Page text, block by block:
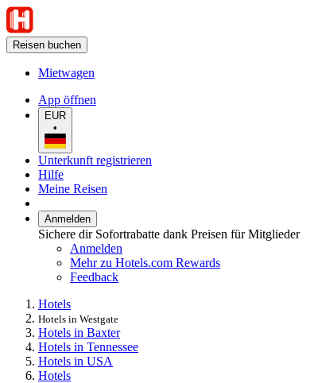
Reisen buchen
Mietwagen
App öffnen
EUR
•
Unterkunft registrieren
Hilfe
Meine Reisen
Anmelden
Sichere dir Sofortrabatte dank Preisen für Mitglieder
Anmelden
Mehr zu Hotels.com Rewards
Feedback
Hotels
Hotels in Westgate
Hotels in Baxter
Hotels in Tennessee
Hotels in USA
Hotels